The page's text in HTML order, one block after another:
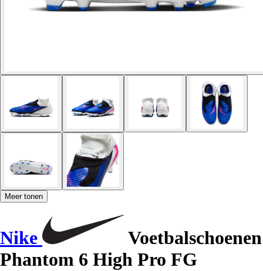
Meer tonen
Nike
Voetbalschoenen
Phantom 6 High Pro FG